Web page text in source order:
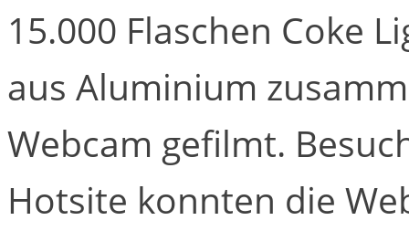
15.000 Flaschen Coke
aus Aluminium
Webcam gefilmt.
Hotsite konnten die